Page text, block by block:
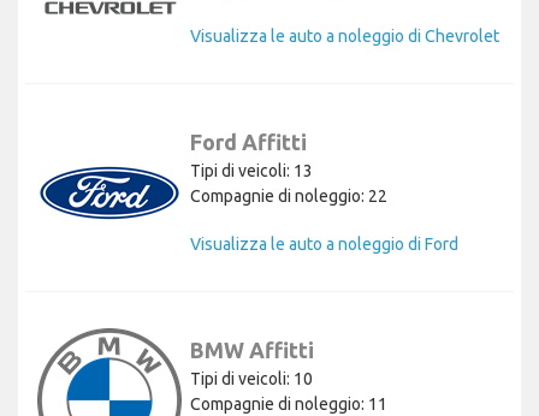
Visualizza le auto a noleggio di Chevrolet
Ford Affitti
Tipi di veicoli: 13
Compagnie di noleggio: 22
Visualizza le auto a noleggio di Ford
BMW Affitti
Tipi di veicoli: 10
Compagnie di noleggio: 11